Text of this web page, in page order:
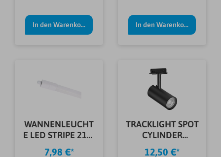
In den Warenkorb In den Warenkorb
WANNENLEUCHT
E LED STRIPE 21W
2420LM
7,98 €*
TRACKLIGHT SPOT
CYLINDER
SCHWARZ
12,50 €*